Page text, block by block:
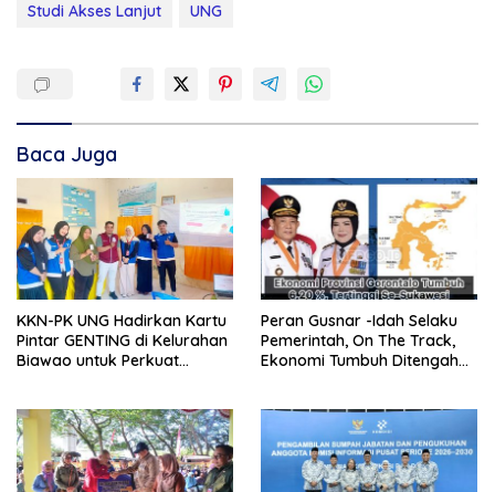
Studi Akses Lanjut UNG
Baca Juga
KKN-PK UNG Hadirkan Kartu
Pintar GENTING di Kelurahan
Biawao untuk Perkuat
Peran Gusnar -Idah Selaku
Pemerintah, On The Track,
Ekonomi Tumbuh Ditengah